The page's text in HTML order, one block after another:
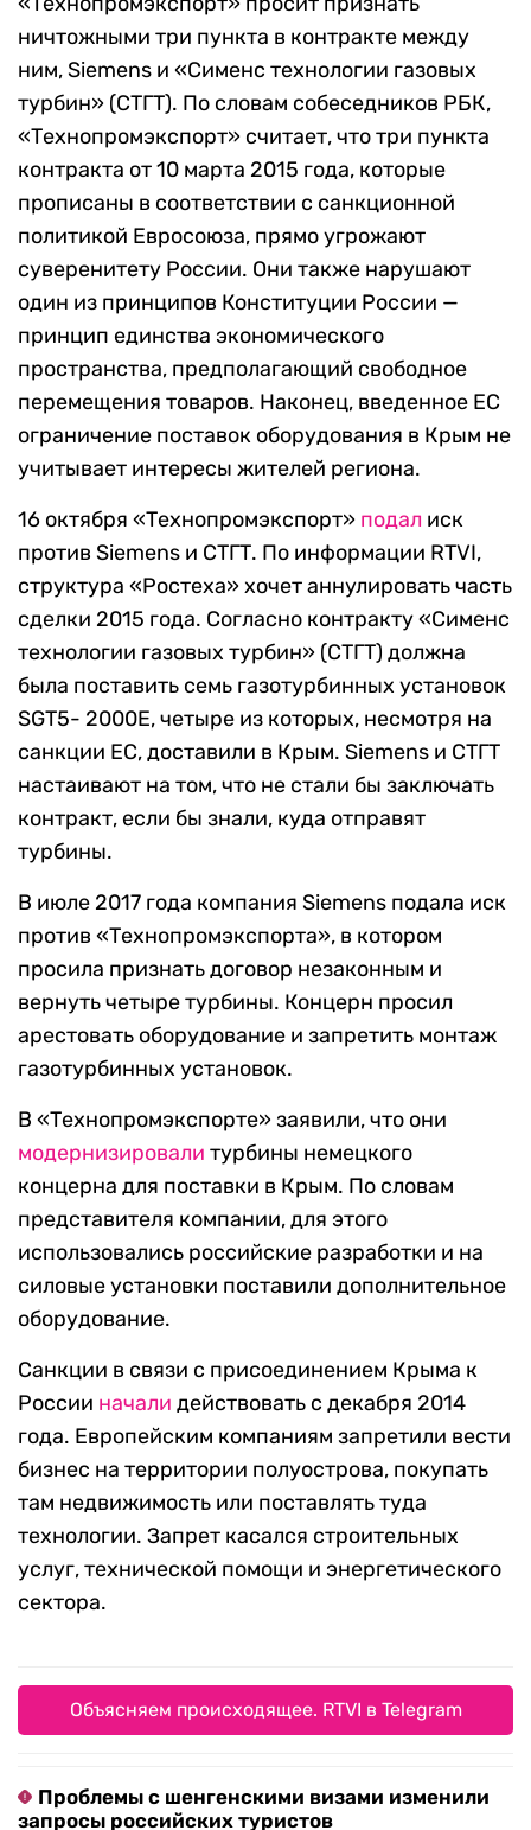
ничтожными три пункта в контракте между
ним, Siemens и «Сименс технологии газовых
турбин» (СТГТ). По словам собеседников РБК,
«Технопромэкспорт» считает, что три пункта
контракта от 10 марта 2015 года, которые
прописаны в соответствии с санкционной
политикой Евросоюза, прямо угрожают
суверенитету России. Они также нарушают
один из принципов Конституции России —
принцип единства экономического
пространства, предполагающий свободное
перемещения товаров. Наконец, введенное ЕС
ограничение поставок оборудования в Крым не
учитывает интересы жителей региона.
16 октября «Технопромэкспорт» подал иск
против Siemens и СТГТ. По информации RTVI,
структура «Ростеха» хочет аннулировать часть
сделки 2015 года. Согласно контракту «Сименс
технологии газовых турбин» (СТГТ) должна
была поставить семь газотурбинных установок
SGT5- 2000E, четыре из которых, несмотря на
санкции ЕС, доставили в Крым. Siemens и СТГТ
настаивают на том, что не стали бы заключать
контракт, если бы знали, куда отправят
турбины.
В июле 2017 года компания Siemens подала иск
против «Технопромэкспорта», в котором
просила признать договор незаконным и
вернуть четыре турбины. Концерн просил
арестовать оборудование и запретить монтаж
газотурбинных установок.
В «Технопромэкспорте» заявили, что они
модернизировали турбины немецкого
концерна для поставки в Крым. По словам
представителя компании, для этого
использовались российские разработки и на
силовые установки поставили дополнительное
оборудование.
Санкции в связи с присоединением Крыма к
России начали действовать с декабря 2014
года. Европейским компаниям запретили вести
бизнес на территории полуострова, покупать
там недвижимость или поставлять туда
технологии. Запрет касался строительных
услуг, технической помощи и энергетического
сектора.
Объясняем происходящее. RTVI в Telegram
Проблемы с шенгенскими визами изменили
запросы российских туристов